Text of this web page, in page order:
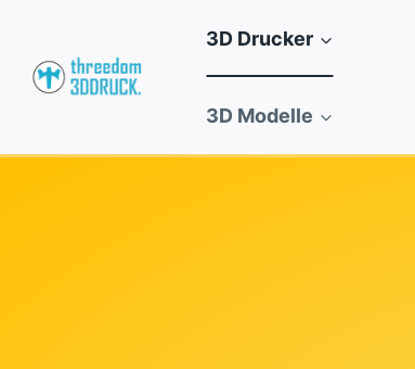
springen
3D Drucker
3D Modelle